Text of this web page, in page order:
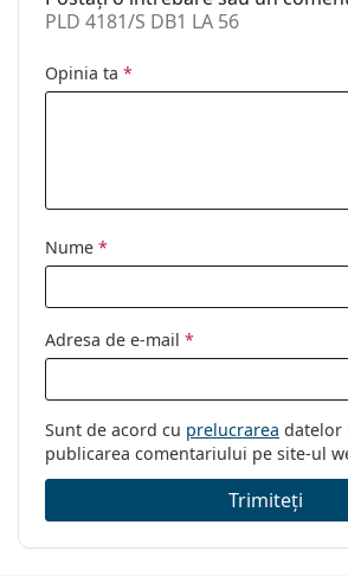
Categorie:
Ochelari de soare
Utilizare:
Modă
PLD 4181/S DB1 LA 56
Opinia ta *
Nume *
Adresa de e-mail *
Sunt de acord cu prelucrarea datelor
publicarea comentariului pe site-ul
Trimiteți